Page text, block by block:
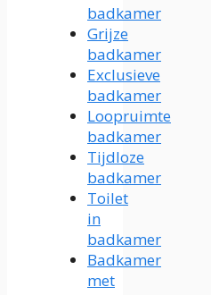
badkamer
Grijze
badkamer
Exclusieve
badkamer
Loopruimte
badkamer
Tijdloze
badkamer
Toilet
in
badkamer
Badkamer
met